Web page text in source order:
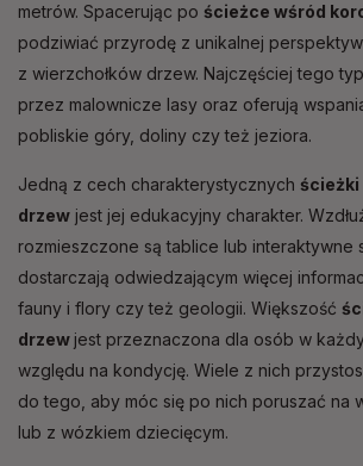
metrów. Spacerując po ścieżce wśród
podziwiać przyrodę z unikalnej
z wierzchołków drzew. Najczęściej tego
przez malownicze lasy oraz oferują
pobliskie góry, doliny czy też jeziora.
Jedną z cech charakterystycznych ścieżki
drzew jest jej edukacyjny charakter.
rozmieszczone są tablice lub interaktywne
dostarczają odwiedzającym więcej
fauny i flory czy też geologii. Większość
drzew jest przeznaczona dla osób w
względu na kondycję. Wiele z nich
do tego, aby móc się po nich poruszać na
lub z wózkiem dziecięcym.